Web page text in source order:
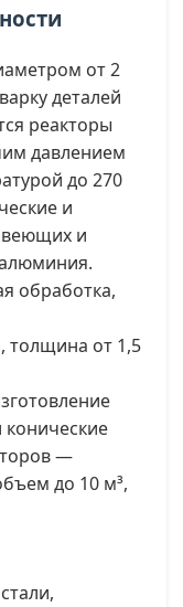
от 2
деталей
реакторы
давлением
до 270
и
и
обработка,
толщина от 1,5
—
до 10 м³,